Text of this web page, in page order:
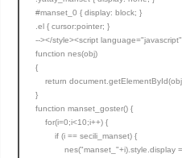
#manset_0 { display: block; }
.el { cursor:pointer; }
--></style><script
function nes(obj)
{
return
}
function manset_goster() {
for(i=0;i<10;i++) {
if (i == secili_manset) {
nes("manset_"+i).style.display =